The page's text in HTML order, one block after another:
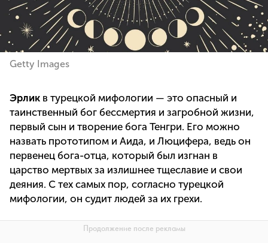
Getty Images
Эрлик в турецкой мифологии — это опасный и
таинственный бог бессмертия и загробной жизни,
первый сын и творение бога Тенгри. Его можно
назвать прототипом и Аида, и Люцифера, ведь он
первенец бога-отца, который был изгнан в
царство мертвых за излишнее тщеславие и свои
деяния. С тех самых пор, согласно турецкой
мифологии, он судит людей за их грехи.